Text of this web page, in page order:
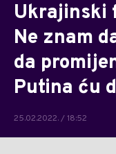
Ukrajinski
Ne znam
da
Putina ću
25.02.2022. / 18:52